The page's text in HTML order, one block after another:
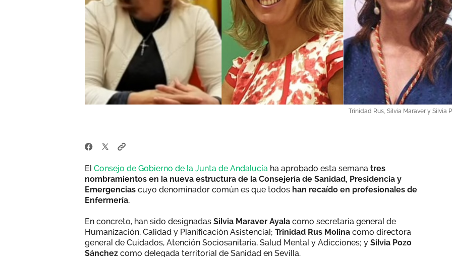
Trinidad Rus, Silvia Maraver y Silvia
El Consejo de Gobierno de la Junta de Andalucía ha aprobado esta semana tres
nombramientos en la nueva estructura de la Consejería de Sanidad, Presidencia y
Emergencias cuyo denominador común es que todos han recaído en profesionales de
Enfermería.
En concreto, han sido designadas Silvia Maraver Ayala como secretaria general de
Humanización, Calidad y Planificación Asistencial; Trinidad Rus Molina como directora
general de Cuidados, Atención Sociosanitaria, Salud Mental y Adicciones; y Silvia Pozo
Sánchez como delegada territorial de Sanidad en Sevilla.